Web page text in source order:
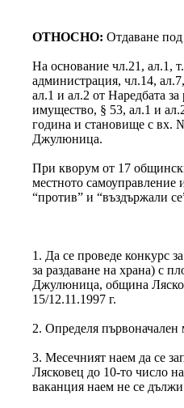
ОТНОСНО:Отдаване
На основание чл.21, ал.1,
администрация, чл.14,
ал.1 и ал.2 от Наредбата
имущество, § 53, ал.1 и
година и становище с вх.
Джулюница.
При кворум от 17
местното самоуправление
“против” и “въздържали
1. Да се проведе конкурс
за раздаване на храна) с
Джулюница, община
15/12.11.1997 г.
2. Определя първоначален
3. Месечният наем да се
Лясковец до 10-то число
ваканция наем не се